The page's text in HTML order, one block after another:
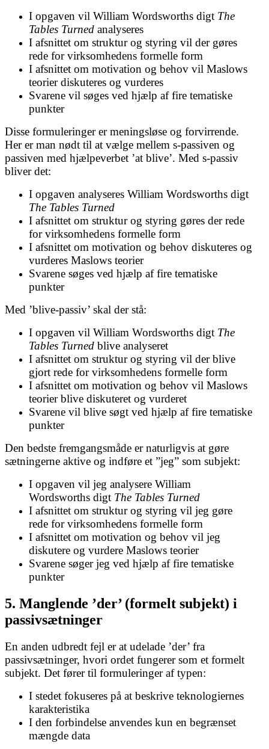
I opgaven vil William Wordsworths digt The
Tables Turned analyseres
I afsnittet om struktur og styring vil der gøres
rede for virksomhedens formelle form
I afsnittet om motivation og behov vil Maslows
teorier diskuteres og vurderes
Svarene vil søges ved hjælp af fire tematiske
punkter
Disse formuleringer er meningsløse og forvirrende.
Her er man nødt til at vælge mellem s-passiven og
passiven med hjælpeverbet ’at blive’. Med s-passiv
bliver det:
I opgaven analyseres William Wordsworths digt
The Tables Turned
I afsnittet om struktur og styring gøres der rede
for virksomhedens formelle form
I afsnittet om motivation og behov diskuteres og
vurderes Maslows teorier
Svarene søges ved hjælp af fire tematiske
punkter
Med ’blive-passiv’ skal der stå:
I opgaven vil William Wordsworths digt The
Tables Turned blive analyseret
I afsnittet om struktur og styring vil der blive
gjort rede for virksomhedens formelle form
I afsnittet om motivation og behov vil Maslows
teorier blive diskuteret og vurderet
Svarene vil blive søgt ved hjælp af fire tematiske
punkter
Den bedste fremgangsmåde er naturligvis at gøre
sætningerne aktive og indføre et ”jeg” som subjekt:
I opgaven vil jeg analysere William
Wordsworths digt The Tables Turned
I afsnittet om struktur og styring vil jeg gøre
rede for virksomhedens formelle form
I afsnittet om motivation og behov vil jeg
diskutere og vurdere Maslows teorier
Svarene søger jeg ved hjælp af fire tematiske
punkter
5. Manglende ’der’ (formelt subjekt) i
passivsætninger
En anden udbredt fejl er at udelade ’der’ fra
passivsætninger, hvori ordet fungerer som et formelt
subjekt. Det fører til formuleringer af typen:
I stedet fokuseres på at beskrive teknologiernes
karakteristika
I den forbindelse anvendes kun en begrænset
mængde data